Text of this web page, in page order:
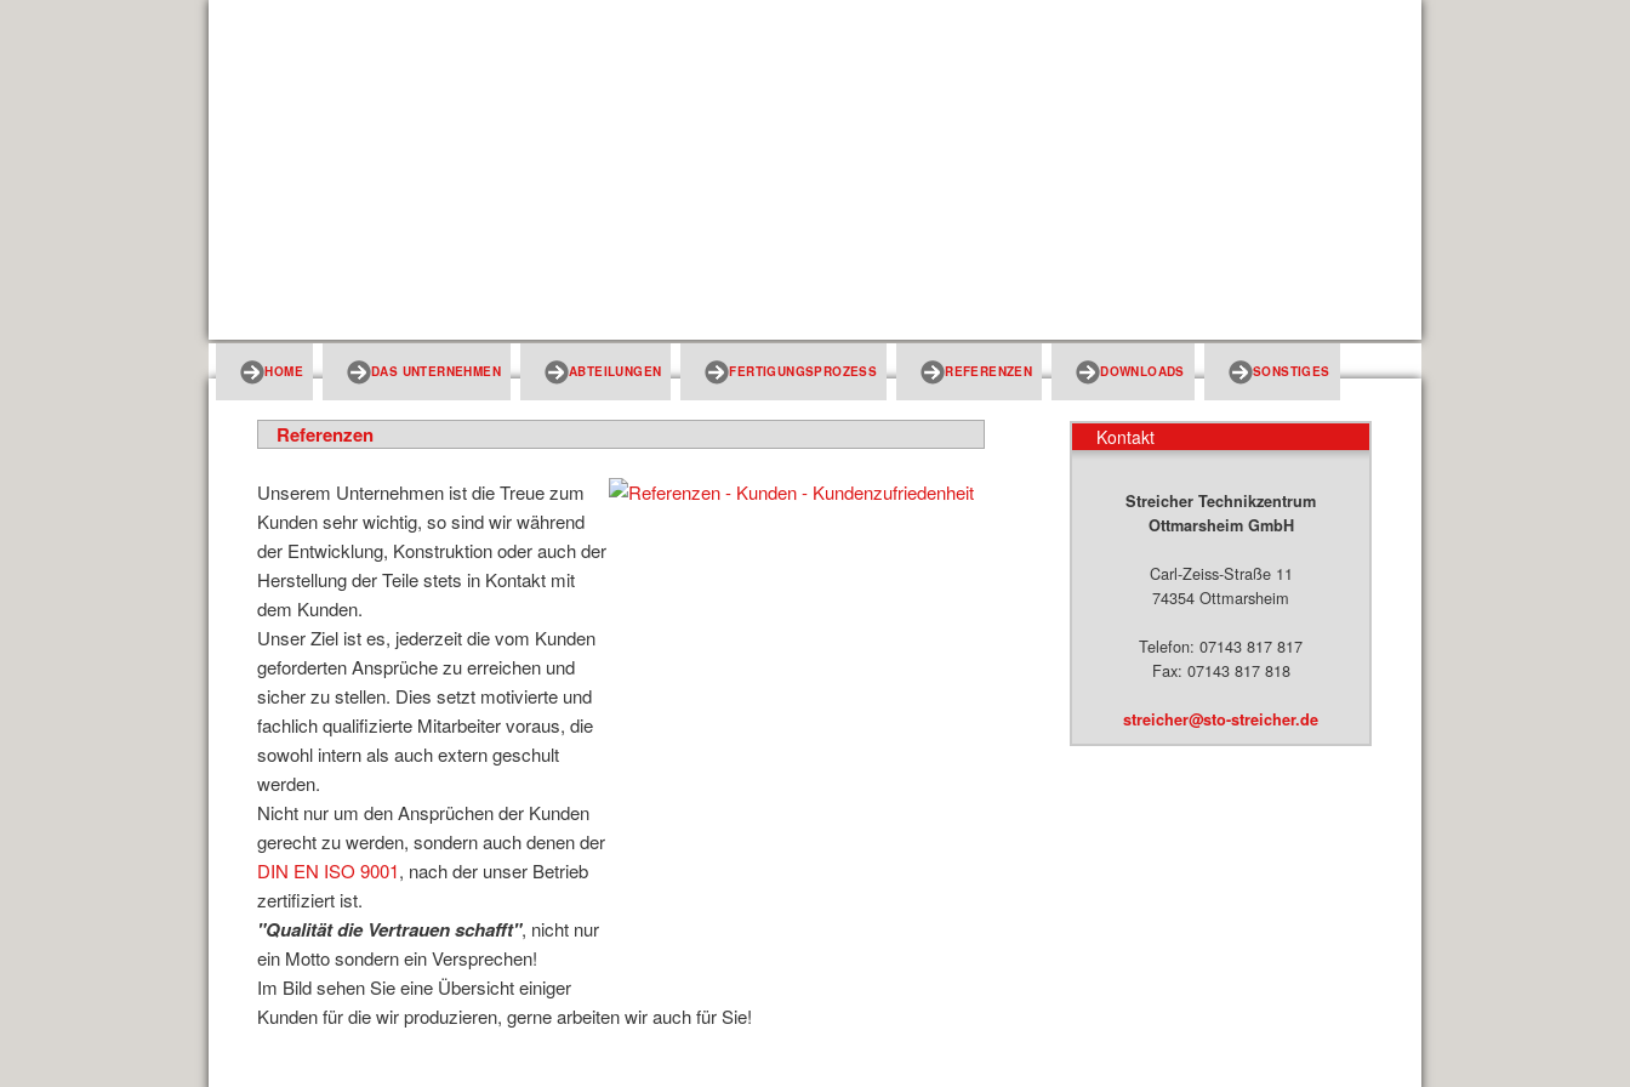
HOME DAS UNTERNEHMEN ABTEILUNGEN FERTIGUNGSPROZESS REFERENZEN DOWNLOADS SONSTIGES
Referenzen
Unserem Unternehmen ist die Treue zum
Kunden sehr wichtig, so sind wir während
der Entwicklung, Konstruktion oder auch der
Herstellung der Teile stets in Kontakt mit
dem Kunden.
Unser Ziel ist es, jederzeit die vom Kunden
geforderten Ansprüche zu erreichen und
sicher zu stellen. Dies setzt motivierte und
fachlich qualifizierte Mitarbeiter voraus, die
sowohl intern als auch extern geschult
werden.
Nicht nur um den Ansprüchen der Kunden
gerecht zu werden, sondern auch denen der
DIN EN ISO 9001, nach der unser Betrieb
zertifiziert ist.
"Qualität die Vertrauen schafft", nicht nur
ein Motto sondern ein Versprechen!
Im Bild sehen Sie eine Übersicht einiger
Kunden für die wir produzieren, gerne arbeiten wir auch für Sie!
Kontakt
Streicher Technikzentrum
Ottmarsheim GmbH
Carl-Zeiss-Straße 11
74354 Ottmarsheim
Telefon: 07143 817 817
Fax: 07143 817 818
streicher@sto-streicher.de
Heute waren schon 8 Besucher (34 Hits) hier!